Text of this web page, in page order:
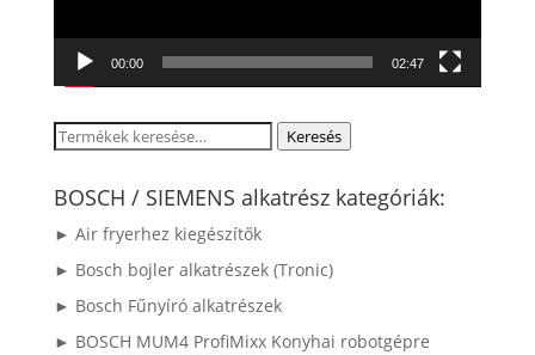
00:00 02:47
Keresés
következőre:
Keresés
BOSCH / SIEMENS alkatrész kategóriák:
► Air fryerhez kiegészítők
► Bosch bojler alkatrészek (Tronic)
► Bosch Fűnyíró alkatrészek
► BOSCH MUM4 ProfiMixx Konyhai robotgépre